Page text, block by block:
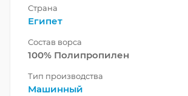
Страна
Египет
Состав ворса
100% Полипропилен
Тип производства
Машинный